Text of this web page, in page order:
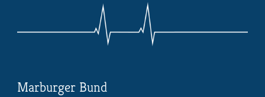
Marburger Bund